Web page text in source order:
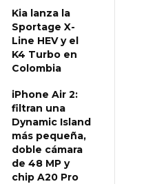
Kia lanza la
Sportage X-
Line HEV y el
K4 Turbo en
Colombia
iPhone Air 2:
filtran una
Dynamic Island
más pequeña,
doble cámara
de 48 MP y
chip A20 Pro